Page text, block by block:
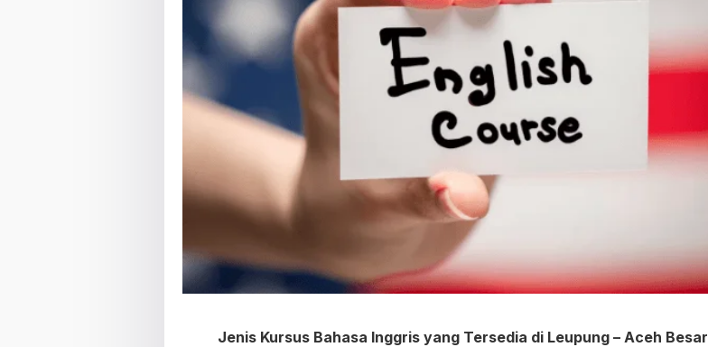
Jenis Kursus Bahasa Inggris yang Tersedia di Leupung – Aceh Besar